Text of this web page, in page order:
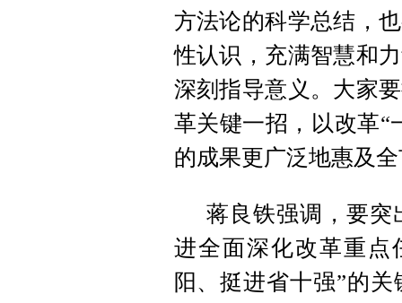
方法论的科学总结，
性认识，充满智慧和
深刻指导意义。大家
革关键一招，以改革“
的成果更广泛地惠及
蒋良铁强调，要突
进全面深化改革重点
阳、挺进省十强”的